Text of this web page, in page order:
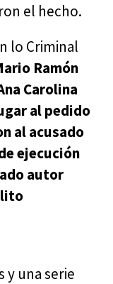
el hecho.
lo Criminal
Ramón
Carolina
al pedido
al acusado
ejecución
autor
y una serie